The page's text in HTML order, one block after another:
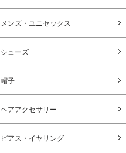
メンズ・ユニセックス
シューズ
帽子
ヘアアクセサリー
ピアス・イヤリング